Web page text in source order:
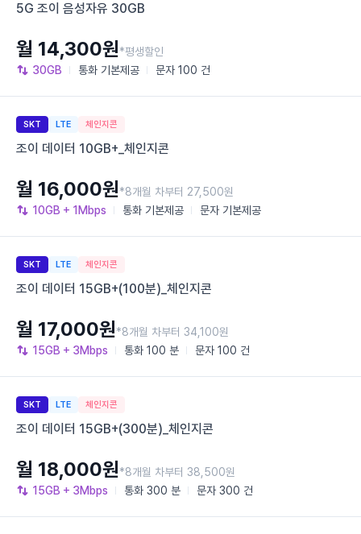
5G 조이 음성자유 30GB
30GB 통화 기본제공 문자 100 건
월 14,300원*평생할인
SKT LTE 체인지콘
조이 데이터 10GB+_체인지콘
10GB + 1Mbps 통화 기본제공 문자 기본제공
월 16,000원*8개월 차부터 27,500원
SKT LTE 체인지콘
조이 데이터 15GB+(100분)_체인지콘
15GB + 3Mbps 통화 100 분 문자 100 건
월 17,000원*8개월 차부터 34,100원
SKT LTE 체인지콘
조이 데이터 15GB+(300분)_체인지콘
15GB + 3Mbps 통화 300 분 문자 300 건
월 18,000원*8개월 차부터 38,500원